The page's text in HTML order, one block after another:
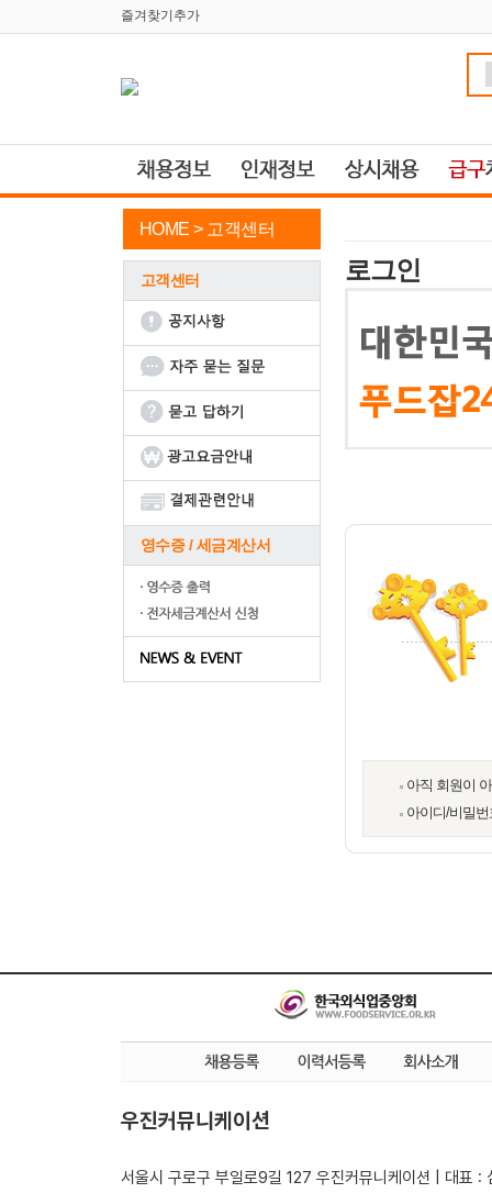
즐겨찾기추가
HOME > 고객센터
고객센터
영수증 / 세금계산서
로그인
아직 회원이
아이디/비밀
우진커뮤니케이션
서울시 구로구 부일로9길 127 우진커뮤니케이션 | 대표 :